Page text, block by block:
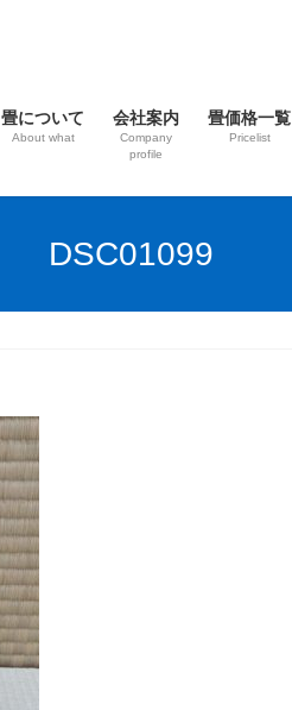
畳について
About what
会社案内
Company
profile
畳価格一覧
Pricelist
DSC01099